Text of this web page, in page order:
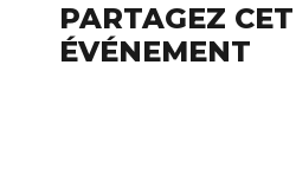
PARTAGEZ CET
ÉVÉNEMENT